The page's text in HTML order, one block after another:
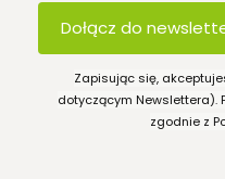
Dołącz do
Zapisując się,
dotyczącym Newslettera).
zgodnie z